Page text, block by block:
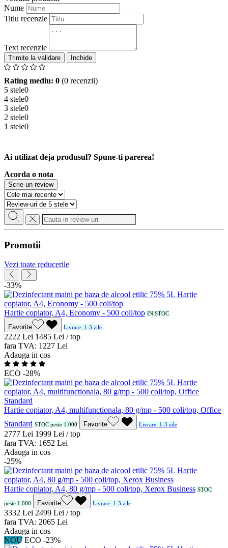
Nume
Titlu recenzie
Text recenzie
Inchide
Rating mediu: 0 (0 recenzii)
5 stele0
4 stele0
3 stele0
2 stele0
1 stele0
Ai utilizat deja produsul? Spune-ti parerea!
Acorda o nota
Scrie un review
Promotii
Vezi toate reducerile
-33%
Hartie copiator, A4, Economy - 500 coli/top IN STOC
Favorite Livrare: 1-3 zile
2222 Lei 1485 Lei / top
fara TVA: 1227 Lei
Adauga in cos
ECO -28%
Hartie copiator, A4, multifunctionala, 80 g/mp - 500 coli/top, Office
Standard STOC peste 1.000 Favorite Livrare: 1-3 zile
2777 Lei 1999 Lei / top
fara TVA: 1652 Lei
Adauga in cos
-25%
Hartie copiator, A4, 80 g/mp - 500 coli/top, Xerox Business STOC
peste 1.000 Favorite Livrare: 1-3 zile
3332 Lei 2499 Lei / top
fara TVA: 2065 Lei
Adauga in cos
NOU ECO -23%